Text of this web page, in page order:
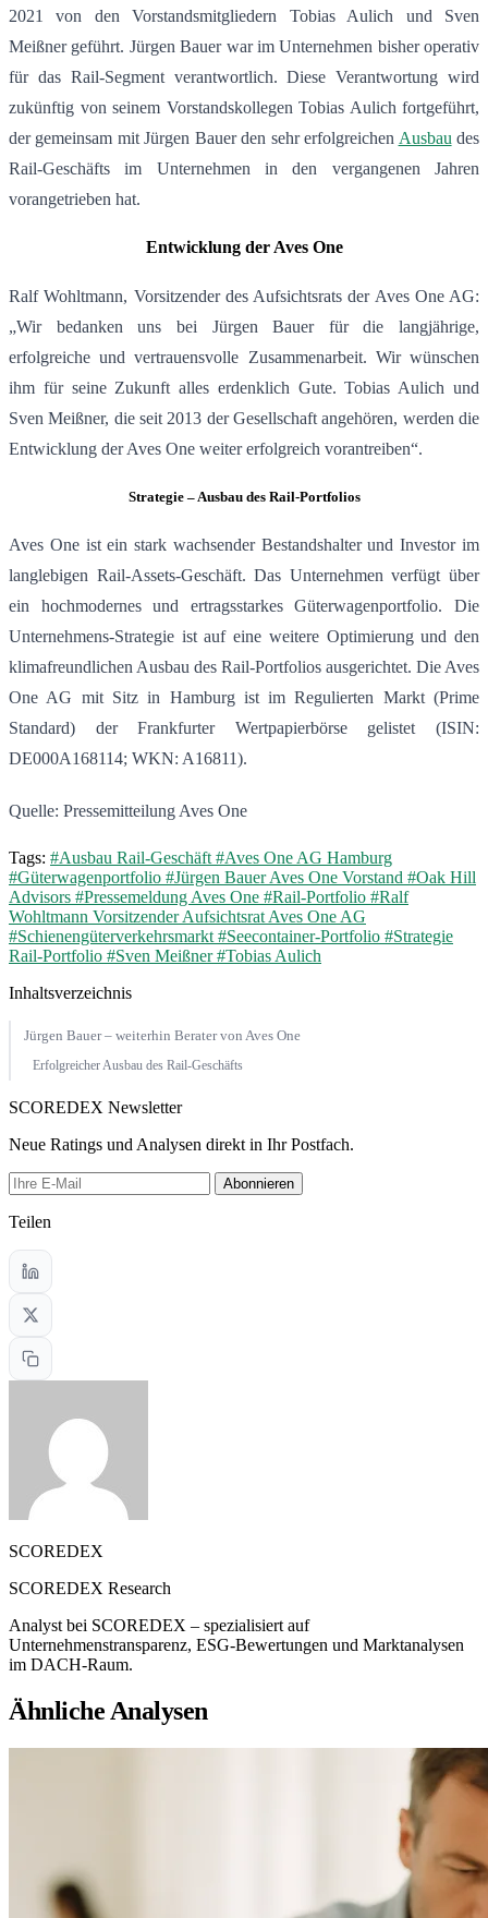
2021 von den Vorstandsmitgliedern Tobias Aulich und Sven
Meißner geführt. Jürgen Bauer war im Unternehmen bisher operativ
für das Rail-Segment verantwortlich. Diese Verantwortung wird
zukünftig von seinem Vorstandskollegen Tobias Aulich fortgeführt,
der gemeinsam mit Jürgen Bauer den sehr erfolgreichen Ausbau des
Rail-Geschäfts im Unternehmen in den vergangenen Jahren
vorangetrieben hat.
Entwicklung der Aves One
Ralf Wohltmann, Vorsitzender des Aufsichtsrats der Aves One AG:
„Wir bedanken uns bei Jürgen Bauer für die langjährige,
erfolgreiche und vertrauensvolle Zusammenarbeit. Wir wünschen
ihm für seine Zukunft alles erdenklich Gute. Tobias Aulich und
Sven Meißner, die seit 2013 der Gesellschaft angehören, werden die
Entwicklung der Aves One weiter erfolgreich vorantreiben“.
Strategie – Ausbau des Rail-Portfolios
Aves One ist ein stark wachsender Bestandshalter und Investor im
langlebigen Rail-Assets-Geschäft. Das Unternehmen verfügt über
ein hochmodernes und ertragsstarkes Güterwagenportfolio. Die
Unternehmens-Strategie ist auf eine weitere Optimierung und den
klimafreundlichen Ausbau des Rail-Portfolios ausgerichtet. Die Aves
One AG mit Sitz in Hamburg ist im Regulierten Markt (Prime
Standard) der Frankfurter Wertpapierbörse gelistet (ISIN:
DE000A168114; WKN: A16811).
Quelle: Pressemitteilung Aves One
Tags: #Ausbau Rail-Geschäft #Aves One AG Hamburg
#Güterwagenportfolio #Jürgen Bauer Aves One Vorstand #Oak Hill
Advisors #Pressemeldung Aves One #Rail-Portfolio #Ralf
Wohltmann Vorsitzender Aufsichtsrat Aves One AG
#Schienengüterverkehrsmarkt #Seecontainer-Portfolio #Strategie
Rail-Portfolio #Sven Meißner#Tobias Aulich
Inhaltsverzeichnis
Jürgen Bauer – weiterhin Berater von Aves One
Erfolgreicher Ausbau des Rail-Geschäfts
SCOREDEX Newsletter
Neue Ratings und Analysen direkt in Ihr Postfach.
Abonnieren
Teilen
SCOREDEX
SCOREDEX Research
Analyst bei SCOREDEX – spezialisiert auf
Unternehmenstransparenz, ESG-Bewertungen und Marktanalysen
im DACH-Raum.
Ähnliche Analysen